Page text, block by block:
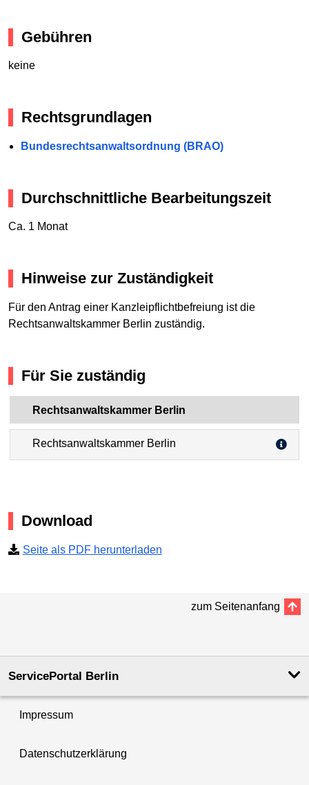
Gebühren
keine
Rechtsgrundlagen
Bundesrechtsanwaltsordnung (BRAO)
Durchschnittliche Bearbeitungszeit
Ca. 1 Monat
Hinweise zur Zuständigkeit
Für den Antrag einer Kanzleipflichtbefreiung ist die
Rechtsanwaltskammer Berlin zuständig.
Für Sie zuständig
Rechtsanwaltskammer Berlin
Rechtsanwaltskammer Berlin
Download
Seite als PDF herunterladen
zum Seitenanfang
ServicePortal Berlin
Impressum
Datenschutzerklärung